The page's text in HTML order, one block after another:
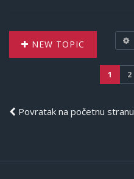
NEW TOPIC
1 2
Povratak na početnu stranu